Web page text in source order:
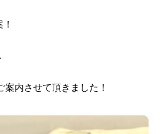
案内させて頂きました！